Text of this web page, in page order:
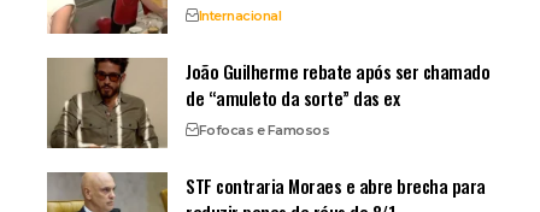
Internacional
João Guilherme rebate após ser chamado
de “amuleto da sorte” das ex
Fofocas e Famosos
STF contraria Moraes e abre brecha para